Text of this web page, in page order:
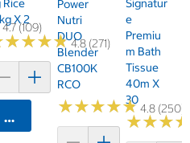
4.7 (109)
Rice
X 2
★★★★
★★★★4.8 (271)
카트에 담기
Power
Nutri
DUO
Blender
CB100K
RCO
★★★★★
★★★★★4.8 (250)
Signatur
E
Premiu
M Bath
Tissue
40m X
30
★★★
★★★